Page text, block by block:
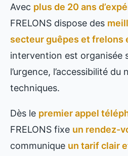
Avec plus de 20 ans
FRELONS dispose des
secteur guêpes et frelons
intervention est organisée
l’urgence, l’accessibilité
techniques.
Dès le premier appel
FRELONS fixe un rendez-
communique un tarif clair